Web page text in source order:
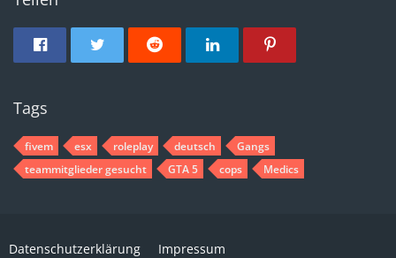
Tags
fivem esx roleplay deutsch
Gangs
teammitglieder gesucht
GTA 5 cops Medics
Datenschutzerklärung Impressum